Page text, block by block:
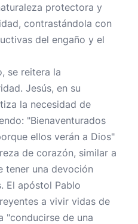
protectora y
contrastándola con
del engaño y el
se reitera la
Jesús, en su
la necesidad de
"Bienaventurados
ellos verán a Dios"
de corazón, similar a
tener una devoción
El apóstol Pablo
a vivir vidas de
"conducirse de una